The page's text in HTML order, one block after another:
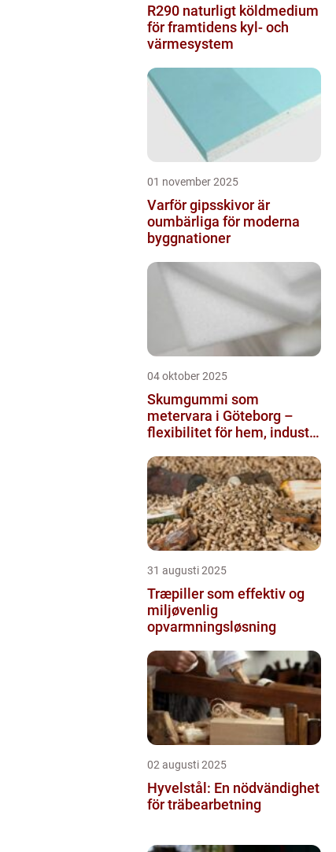
R290 naturligt köldmedium
för framtidens kyl- och
värmesystem
01 november 2025
Varför gipsskivor är
oumbärliga för moderna
byggnationer
04 oktober 2025
Skumgummi som
metervara i Göteborg –
flexibilitet för hem, industri
31 augusti 2025
Træpiller som effektiv og
miljøvenlig
opvarmningsløsning
02 augusti 2025
Hyvelstål: En nödvändighet
för träbearbetning